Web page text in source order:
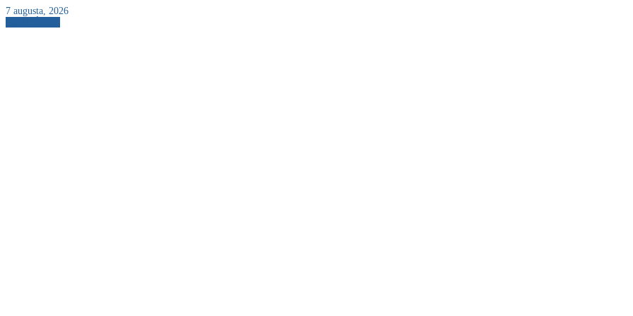
7 augusta, 2026